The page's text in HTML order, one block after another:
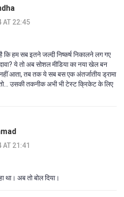
AT 22:45
हम सब इतने जल्दी निष्कर्ष निकालने लग गए
ये तो अब सोशल मीडिया का नया खेल बन
आता, तब तक ये सब बस एक अंतर्जातीय ड्रामा
उसकी तकनीक अभी भी टेस्ट क्रिकेट के लिए
21:41
था। अब तो बोल दिया।